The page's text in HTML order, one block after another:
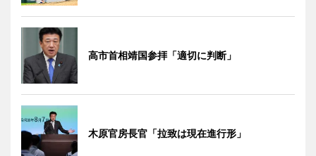
高市首相靖国参拝「適切に判断」
木原官房長官「拉致は現在進行形」